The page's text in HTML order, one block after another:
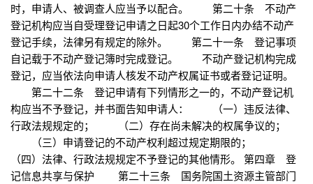
时，申请人、被调查人应当予以配合。 第二十条 不动产
登记机构应当自受理登记申请之日起30个工作日内办结不动产
登记手续，法律另有规定的除外。 第二十一条 登记事项
自记载于不动产登记簿时完成登记。 不动产登记机构完成
登记，应当依法向申请人核发不动产权属证书或者登记证明。
第二十二条 登记申请有下列情形之一的，不动产登记机
构应当不予登记，并书面告知申请人： （一）违反法律、
行政法规规定的； （二）存在尚未解决的权属争议的；
（三）申请登记的不动产权利超过规定期限的；
（四）法律、行政法规规定不予登记的其他情形。 第四章 登
记信息共享与保护 第二十三条 国务院国土资源主管部门